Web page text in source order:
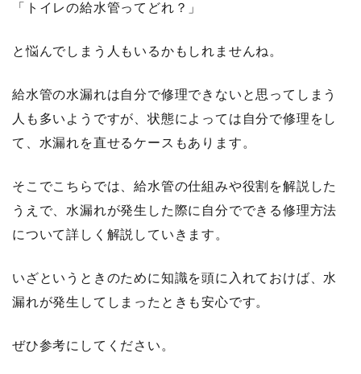
「トイレの給水管ってどれ？」
と悩んでしまう人もいるかもしれませんね。
給水管の水漏れは自分で修理できないと思ってしまう
人も多いようですが、状態によっては自分で修理をし
て、水漏れを直せるケースもあります。
そこでこちらでは、給水管の仕組みや役割を解説した
うえで、水漏れが発生した際に自分でできる修理方法
について詳しく解説していきます。
いざというときのために知識を頭に入れておけば、水
漏れが発生してしまったときも安心です。
ぜひ参考にしてください。